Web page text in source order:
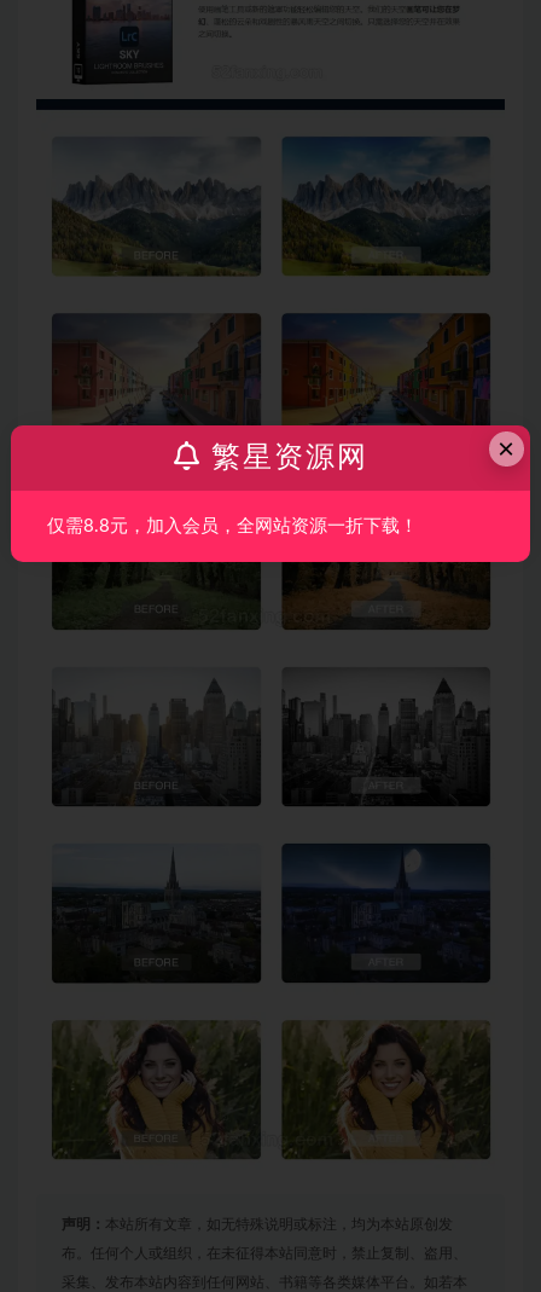
声明： 本站所有文章，如无特殊说明或标注，均为本站原创发
布。任何个人或组织，在未征得本站同意时，禁止复制、盗用、
采集、发布本站内容到任何网站、书籍等各类媒体平台。如若本
×
繁星资源网
仅需8.8元，加入会员，全网站资源一折下载！